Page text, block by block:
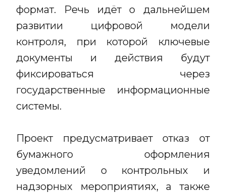
формат. Речь идёт о дальнейшем
развитии цифровой модели
контроля, при которой ключевые
документы и действия будут
фиксироваться через
государственные информационные
системы.
Проект предусматривает отказ от
бумажного оформления
уведомлений о контрольных и
надзорных мероприятиях, а также